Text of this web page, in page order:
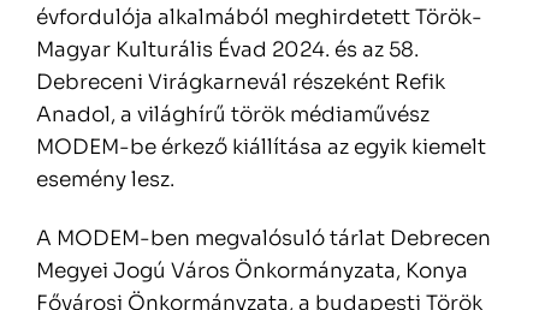
évfordulója alkalmából meghirdetett Török-
Magyar Kulturális Évad 2024. és az 58.
Debreceni Virágkarnevál részeként Refik
Anadol, a világhírű török médiaművész
MODEM-be érkező kiállítása az egyik kiemelt
esemény lesz.
A MODEM-ben megvalósuló tárlat Debrecen
Megyei Jogú Város Önkormányzata, Konya
Fővárosi Önkormányzata, a budapesti Török